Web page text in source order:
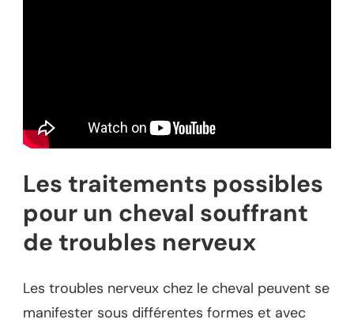
Les traitements possibles
pour un cheval souffrant
de troubles nerveux
Les troubles nerveux chez le cheval peuvent se
manifester sous différentes formes et avec